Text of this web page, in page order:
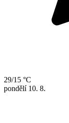
29/15 °C
pondělí 10. 8.